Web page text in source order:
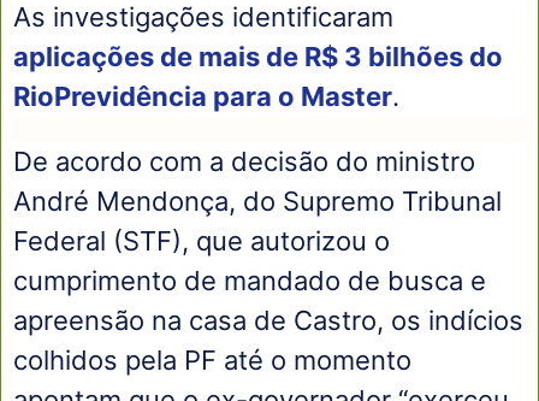
As investigações identificaram
aplicações de mais de R$ 3 bilhões do
RioPrevidência para o Master.
De acordo com a decisão do ministro
André Mendonça, do Supremo Tribunal
Federal (STF), que autorizou o
cumprimento de mandado de busca e
apreensão na casa de Castro, os indícios
colhidos pela PF até o momento